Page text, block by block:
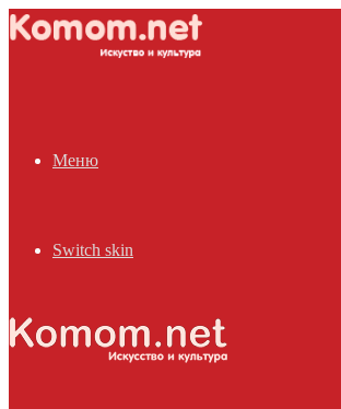
Меню
Switch skin